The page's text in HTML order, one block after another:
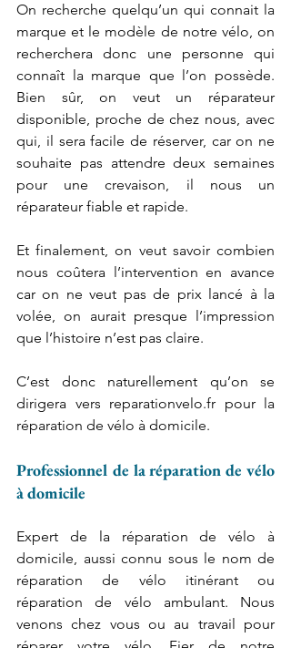
On recherche quelqu’un qui connait la
marque et le modèle de notre vélo, on
recherchera donc une personne qui
connaît la marque que l’on possède.
Bien sûr, on veut un réparateur
disponible, proche de chez nous, avec
qui, il sera facile de réserver, car on ne
souhaite pas attendre deux semaines
pour une crevaison, il nous un
réparateur fiable et rapide.
Et finalement, on veut savoir combien
nous coûtera l’intervention en avance
car on ne veut pas de prix lancé à la
volée, on aurait presque l’impression
que l’histoire n’est pas claire.
C’est donc naturellement qu’on se
dirigera vers reparationvelo.fr pour la
réparation de vélo à domicile.
Professionnel de la réparation de vélo
à domicile
Expert de la réparation de vélo à
domicile, aussi connu sous le nom de
réparation de vélo itinérant ou
réparation de vélo ambulant. Nous
venons chez vous ou au travail pour